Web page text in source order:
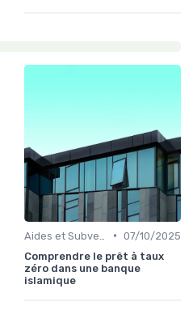
• 07/10/2025
Comprendre le prêt à taux
zéro dans une banque
islamique